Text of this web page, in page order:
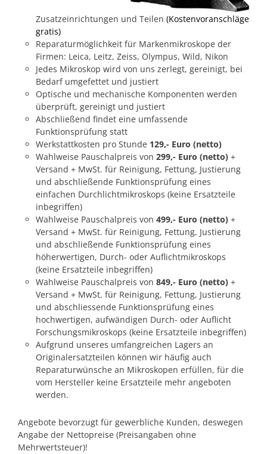
Zusatzeinrichtungen und Teilen (Kostenvoranschläge
gratis)
Reparaturmöglichkeit für Markenmikroskope der
Firmen: Leica, Leitz, Zeiss, Olympus, Wild, Nikon
Jedes Mikroskop wird von uns zerlegt, gereinigt, bei
Bedarf umgefettet und justiert
Optische und mechanische Komponenten werden
überprüft, gereinigt und justiert
Abschließend findet eine umfassende
Funktionsprüfung statt
Werkstattkosten pro Stunde 129,- Euro (netto)
Wahlweise Pauschalpreis von 299,- Euro (netto) +
Versand + MwSt. für Reinigung, Fettung, Justierung
und abschließende Funktionsprüfung eines
einfachen Durchlichtmikroskops (keine Ersatzteile
inbegriffen)
Wahlweise Pauschalpreis von 499,- Euro (netto) +
Versand + MwSt. für Reinigung, Fettung, Justierung
und abschließende Funktionsprüfung eines
höherwertigen, Durch- oder Auflichtmikroskops
(keine Ersatzteile inbegriffen)
Wahlweise Pauschalpreis von 849,- Euro (netto) +
Versand + MwSt. für Reinigung, Fettung, Justierung
und abschliessende Funktionsprüfung eines
hochwertigen, aufwändigen Durch- oder Auflicht
Forschungsmikroskops (keine Ersatzteile inbegriffen)
Aufgrund unseres umfangreichen Lagers an
Originalersatzteilen können wir häufig auch
Reparaturwünsche an Mikroskopen erfüllen, für die
vom Hersteller keine Ersatzteile mehr angeboten
werden.
Angebote bevorzugt für gewerbliche Kunden, deswegen
Angabe der Nettopreise (Preisangaben ohne
Mehrwertsteuer)!